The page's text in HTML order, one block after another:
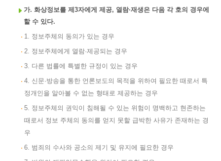
가. 화상정보를 제3자에게 제공, 열람·재생은 다음 각 호의 경우에
할 수 있다.
1. 정보주체의 동의가 있는 경우
2. 정보주체에게 열람·제공되는 경우
3. 다른 법률에 특별한 규정이 있는 경우
4. 신문·방송을 통한 언론보도의 목적을 위하여 필요한 때로서 특
정개인을 알아볼 수 없는 형태로 제공하는 경우
5. 정보주체의 권익이 침해될 수 있는 위험이 명백하고 현존하는
때로서 정보 주체의 동의를 얻지 못할 급박한 사유가 존재하는 경
우
6. 범죄의 수사와 공소의 제기 및 유지에 필요한 경우